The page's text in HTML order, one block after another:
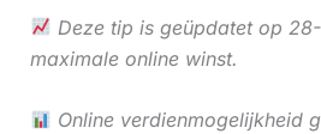
Deze tip is geüpdatet op
maximale online winst.
Online verdienmogelijkheid